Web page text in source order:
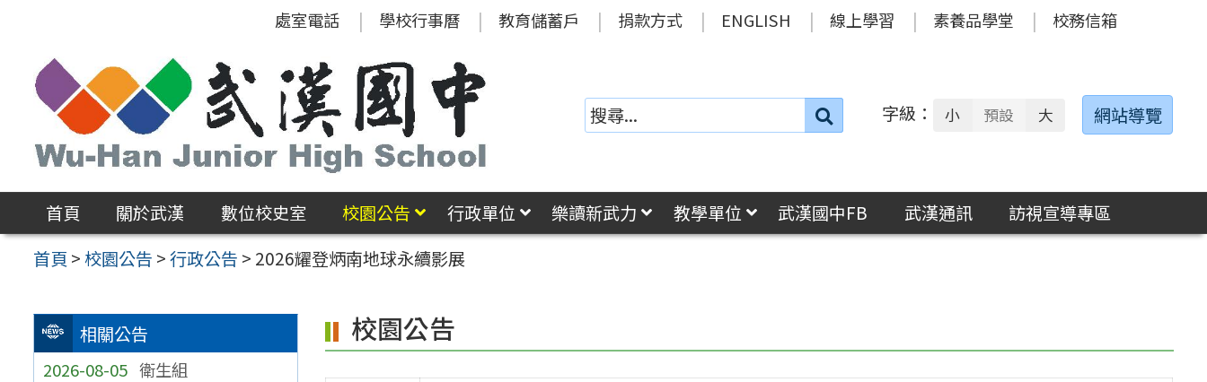
區
處室電話 學校行事曆 教育儲蓄戶 捐款方式 ENGLISH 線上學習 素養品學堂 校務信箱
搜
字級： 小 預設 大 網站導覽
首頁 關於武漢 數位校史室 校園公告 行政單位 樂讀新武力 教學單位 武漢國中FB 武漢通訊
訪視宣導專區
首頁 >校園公告 >行政公告 > 2026耀登炳南地球永續影展
相關公告
2026-08-05 衛生組
校園公告